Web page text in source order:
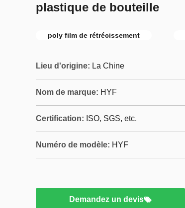
plastique de bouteille
poly film de rétrécissement
Lieu d'origine: La Chine
Nom de marque: HYF
Certification: ISO, SGS, etc.
Numéro de modèle: HYF
Demandez un devis